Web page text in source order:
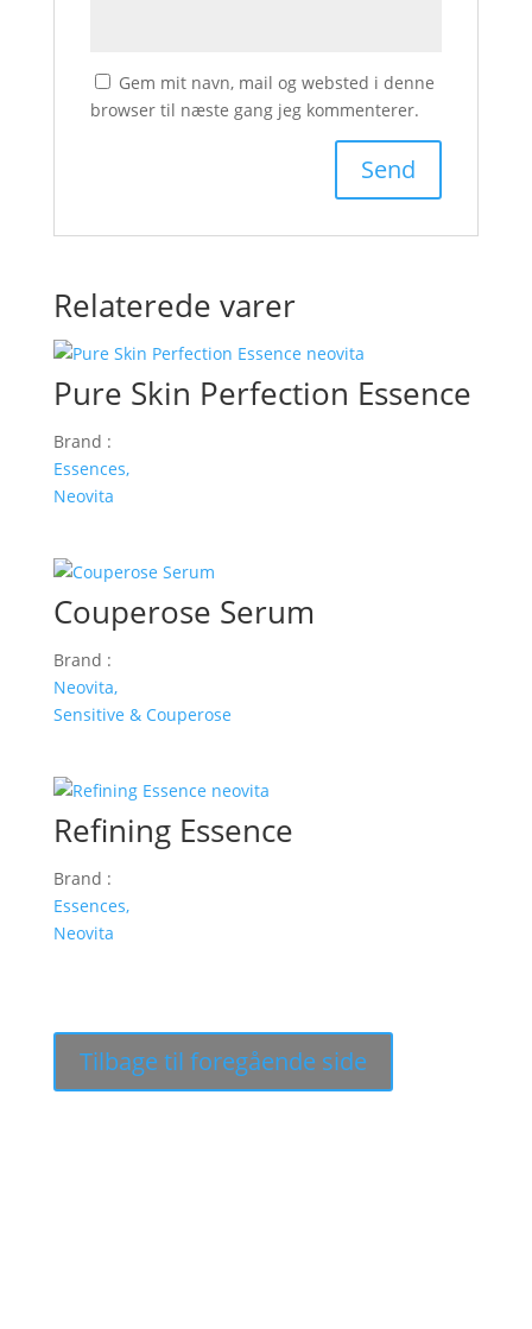
Gem mit navn, mail og websted i denne
browser til næste gang jeg kommenterer.
Relaterede varer
Pure Skin Perfection Essence
Brand :
Essences,
Neovita
Couperose Serum
Brand :
Neovita,
Sensitive & Couperose
Refining Essence
Brand :
Essences,
Neovita